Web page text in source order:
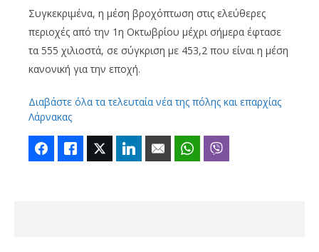
Συγκεκριμένα, η μέση βροχόπτωση στις ελεύθερες
περιοχές από την 1η Οκτωβρίου μέχρι σήμερα έφτασε
τα 555 χιλιοστά, σε σύγκριση με 453,2 που είναι η μέση
κανονική για την εποχή.
Διαβάστε όλα τα τελευταία νέα της πόλης και επαρχίας
Λάρνακας
FacebookLike Twitter LinkedIn Email WhatsApp